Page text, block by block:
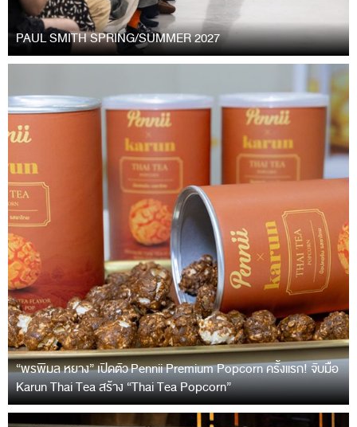
PAUL SMITH SPRING/SUMMER 2027
“พรพิมล หยาง” เปิดตัว Pennii Premium Popcorn ครั้งแรก! จับมือ
Karun Thai Tea สร้าง “Thai Tea Popcorn”